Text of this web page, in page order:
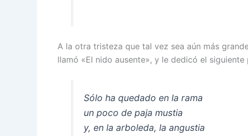
A la otra tristeza que tal vez sea aún más
llamó «El nido ausente», y le dedicó el
Sólo ha quedado en la rama
un poco de paja mustia
y, en la arboleda, la angustia